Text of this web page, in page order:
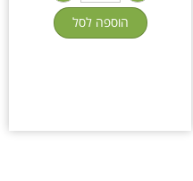
הוספה לסל